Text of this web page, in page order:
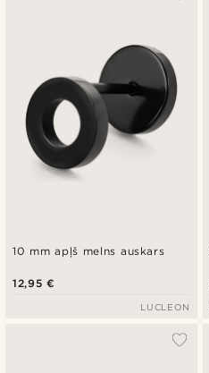
10 mm apļš melns auskars
12,95 €
LUCLEON